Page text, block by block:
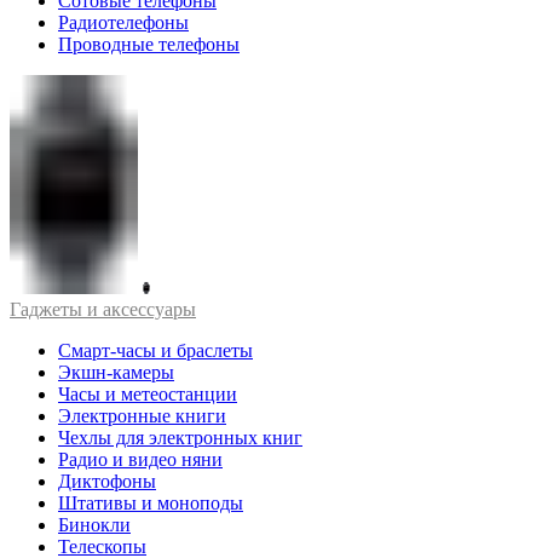
Радиотелефоны
Проводные телефоны
Гаджеты и аксессуары
Смарт-часы и браслеты
Экшн-камеры
Часы и метеостанции
Электронные книги
Чехлы для электронных книг
Радио и видео няни
Диктофоны
Штативы и моноподы
Бинокли
Телескопы